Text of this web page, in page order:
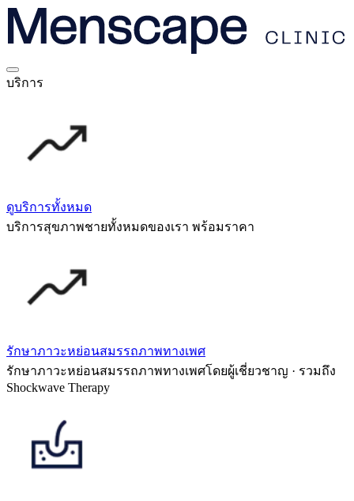
บริการ
ดูบริการทั้งหมด
บริการสุขภาพชายทั้งหมดของเรา พร้อมราคา
รักษาภาวะหย่อนสมรรถภาพทางเพศ
รักษาภาวะหย่อนสมรรถภาพทางเพศโดยผู้เชี่ยวชาญ · รวมถึง
Shockwave Therapy